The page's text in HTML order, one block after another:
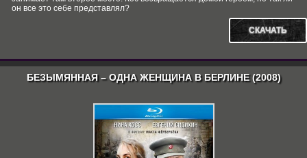
он все это себе представлял?
СКАЧАТЬ
БЕЗЫМЯННАЯ – ОДНА ЖЕНЩИНА В БЕРЛИНЕ (2008)